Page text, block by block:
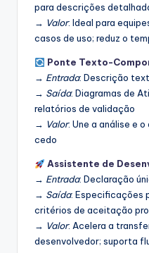
para descrições
→ Valor: Ideal para
casos de uso; reduz o
Ponte Texto-
→ Entrada: Descrição
→ Saída: Diagramas de
relatórios de validação
→ Valor: Une a análise e
cedo
Assistente de
→ Entrada: Declaração
→ Saída: Especificações
critérios de aceitação
→ Valor: Acelera a
desenvolvedor; suporta